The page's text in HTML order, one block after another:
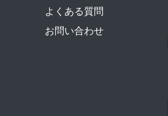
よくある質問
お問い合わせ